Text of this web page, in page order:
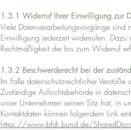
1.3.1 Widerruf Ihrer Einwilligung zur
Viele Datenverarbeitungsvorgänge
Einwilligung jederzeit widerrufen. Dazu
Rechtmäßigkeit der bis zum Widerruf
1.3.2 Beschwerderecht bei der
Im Falle datenschutzrechtlicher
Zuständige Aufsichtsbehörde in
unser Unternehmen seinen Sitz hat, in
Kontaktdaten können folgendem Link
https://www.bfdi.bund.de/